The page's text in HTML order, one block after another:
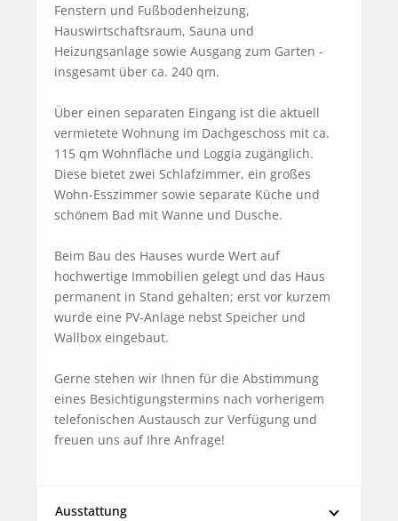
Fenstern und Fußbodenheizung,
Hauswirtschaftsraum, Sauna und
Heizungsanlage sowie Ausgang zum Garten -
insgesamt über ca. 240 qm.
Über einen separaten Eingang ist die aktuell
vermietete Wohnung im Dachgeschoss mit ca.
115 qm Wohnfläche und Loggia zugänglich.
Diese bietet zwei Schlafzimmer, ein großes
Wohn-Esszimmer sowie separate Küche und
schönem Bad mit Wanne und Dusche.
Beim Bau des Hauses wurde Wert auf
hochwertige Immobilien gelegt und das Haus
permanent in Stand gehalten; erst vor kurzem
wurde eine PV-Anlage nebst Speicher und
Wallbox eingebaut.
Gerne stehen wir Ihnen für die Abstimmung
eines Besichtigungstermins nach vorherigem
telefonischen Austausch zur Verfügung und
freuen uns auf Ihre Anfrage!
Ausstattung